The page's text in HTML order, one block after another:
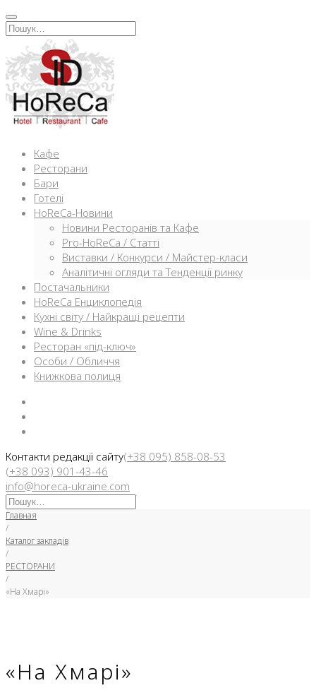
Перейти
к
содержимому
Искать:
Кафе
Ресторани
Бари
Готелі
HoReCa-Новини
Новини Ресторанів та Кафе
Pro-HoReCa / Статті
Виставки / Конкурси / Майстер-класи
Аналітичні огляди та Тенденції ринку
Постачальники
HoReCa Енциклопедія
Кухні світу / Найкращі рецепти
Wine & Drinks
Ресторан «під-ключ»
Особи / Обличчя
Книжкова полиця
Контакти редакції сайту(+38 095) 858-08-53
(+38 093) 901-43-46
info@horeca-ukraine.com
Искать:
Главная
/
Каталог закладів
/
РЕСТОРАНИ
/
«На Хмарі»
«На Хмарі»